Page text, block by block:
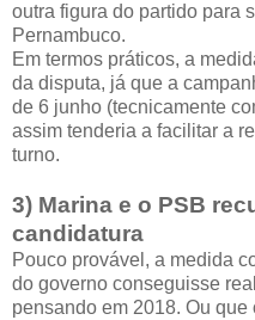
outra figura do partido para
Pernambuco.
Em termos práticos, a
da disputa, já que a
de 6 junho (tecnicamente
assim tenderia a facilitar a
turno.
3) Marina e o PSB
candidatura
Pouco provável, a medida
do governo conseguisse
pensando em 2018. Ou